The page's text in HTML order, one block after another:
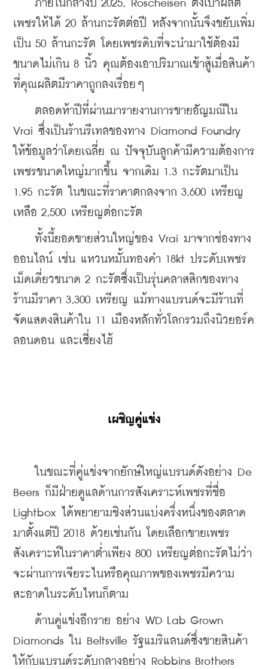
ภายในกลางปี 2025, Roscheisen ตั้งเป้าผลิต
เพชรให้ได้ 20 ล้านกะรัตต่อปี หลังจากนั้นจึงขยับเพิ่ม
เป็น 50 ล้านกะรัต โดยเพชรดิบที่จะนำมาใช้ต้องมี
ขนาดไม่เกิน 8 นิ้ว คุณต้องเอาปริมาณเข้าสู้เมื่อสินค้า
ที่คุณผลิตมีราคาถูกลงเรื่อยๆ
ตลอดห้าปีที่ผ่านมารายงานการขายอัญมณีใน
Vrai ซึ่งเป็นร้านรีเทลของทาง Diamond Foundry
ให้ข้อมูลว่าโดยเฉลี่ย ณ ปัจจุบันลูกค้ามีความต้องการ
เพชรขนาดใหญ่มากขึ้น จากเดิม 1.3 กะรัตมาเป็น
1.95 กะรัต ในขณะที่ราคาตกลงจาก 3,600 เหรียญ
เหลือ 2,500 เหรียญต่อกะรัต
ทั้งนี้ยอดขายส่วนใหญ่ของ Vrai มาจากช่องทาง
ออนไลน์ เช่น แหวนหมั้นทองคำ 18kt ประดับเพชร
เม็ดเดี่ยวขนาด 2 กะรัตซึ่งเป็นรุ่นคลาสสิกของทาง
ร้านมีราคา 3,300 เหรียญ แม้ทางแบรนด์จะมีร้านที่
จัดแสดงสินค้าใน 11 เมืองหลักทั่วโลกรวมถึงนิวยอร์ค
ลอนดอน และเซี่ยงไฮ้
เผชิญคู่แข่ง
ในขณะที่คู่แข่งจากยักษ์ใหญ่แบรนด์ดังอย่าง De
Beers ก็มีฝ่ายดูแลด้านการสังเคราะห์เพชรที่ชื่อ
Lightbox ได้พยายามชิงส่วนแบ่งครึ่งหนึ่งของตลาด
มาตั้งแต่ปี 2018 ด้วยเช่นกัน โดยเลือกขายเพชร
สังเคราะห์ในราคาต่ำเพียง 800 เหรียญต่อกะรัตไม่ว่า
จะผ่านการเจียระไนหรือคุณภาพของเพชรมีความ
สะอาดในระดับไหนก็ตาม
ด้านคู่แข่งอีกราย อย่าง WD Lab Grown
Diamonds ใน Beltsville รัฐแมริแลนด์ซึ่งขายสินค้า
ให้กับแบรนด์ระดับกลางอย่าง Robbins Brothers